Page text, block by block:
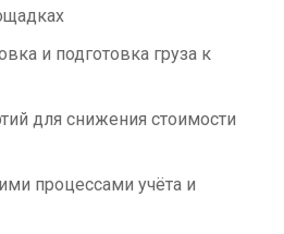
и подготовка груза к
для снижения стоимости
процессами учёта и